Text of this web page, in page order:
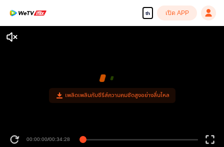
th เปิด APP
เพลิดเพลินกับซีรีส์ความคมชัดสูงอย่างลื่นไหล
00:00:00/00:34:28